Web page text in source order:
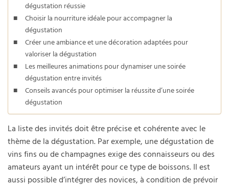
dégustation réussie
Choisir la nourriture idéale pour accompagner la
dégustation
Créer une ambiance et une décoration adaptées pour
valoriser la dégustation
Les meilleures animations pour dynamiser une soirée
dégustation entre invités
Conseils avancés pour optimiser la réussite d’une soirée
dégustation
La liste des invités doit être précise et cohérente avec le
thème de la dégustation. Par exemple, une dégustation de
vins fins ou de champagnes exige des connaisseurs ou des
amateurs ayant un intérêt pour ce type de boissons. Il est
aussi possible d’intégrer des novices, à condition de prévoir